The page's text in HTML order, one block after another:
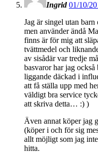
Ingrid 01/10/
Jag är singel utan
men använder ändå
finns är för mig att
tvättmedel och
av sisådär var tredje
basvaror har jag
liggande däckad i
att få ställa upp med
väldigt bra service
att skriva detta… :) )
Även annat köper jag
(köper i och för sig
allt möjligt som jag
hitta.